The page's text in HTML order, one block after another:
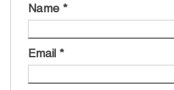
Name *
Email *